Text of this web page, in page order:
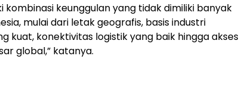
kombinasi keunggulan yang tidak dimiliki banyak
mulai dari letak geografis, basis industri
kuat, konektivitas logistik yang baik hingga akses
global,” katanya.